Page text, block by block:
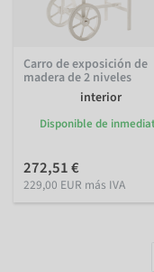
Carro de exposición de
madera de 2 niveles
interior
Disponible de
272,51 €
229,00 EUR más IVA